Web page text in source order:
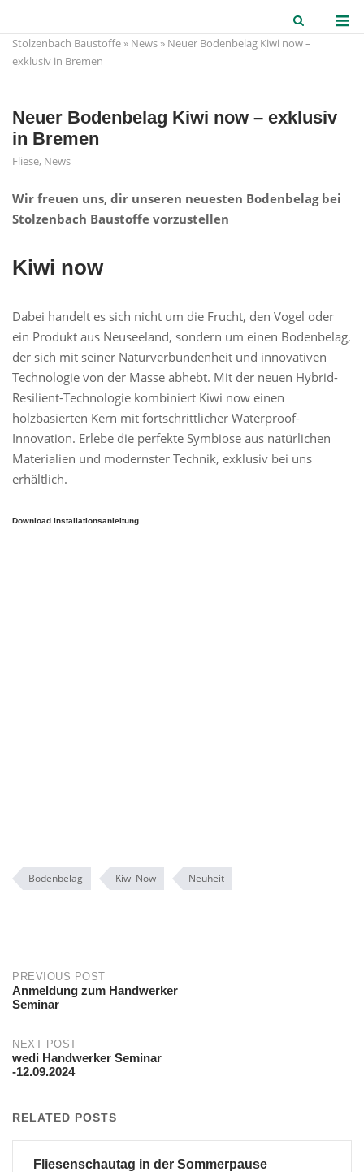
to
content
Stolzenbach Baustoffe » News » Neuer Bodenbelag Kiwi now –
exklusiv in Bremen
Neuer Bodenbelag Kiwi now – exklusiv
in Bremen
Fliese, News
Wir freuen uns, dir unseren neuesten Bodenbelag bei
Stolzenbach Baustoffe vorzustellen
Kiwi now
Dabei handelt es sich nicht um die Frucht, den Vogel oder
ein Produkt aus Neuseeland, sondern um einen Bodenbelag,
der sich mit seiner Naturverbundenheit und innovativen
Technologie von der Masse abhebt. Mit der neuen Hybrid-
Resilient-Technologie kombiniert Kiwi now einen
holzbasierten Kern mit fortschrittlicher Waterproof-
Innovation. Erlebe die perfekte Symbiose aus natürlichen
Materialien und modernster Technik, exklusiv bei uns
erhältlich.
Download Installationsanleitung
Bodenbelag Kiwi Now Neuheit
Post
PREVIOUS POST
Anmeldung zum Handwerker
Seminar
NEXT POST
wedi Handwerker Seminar
-12.09.2024
RELATED POSTS
Fliesenschautag in der Sommerpause